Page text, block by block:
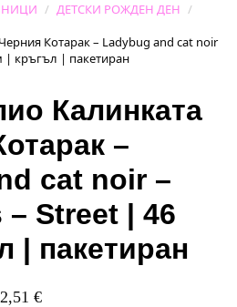
ДЕТСКИ РОЖДЕН ДЕН
Котарак – Ladybug and cat noir
| кръгъл | пакетиран
Калинката
–
cat noir –
Street | 46
| пакетиран
2,51 €